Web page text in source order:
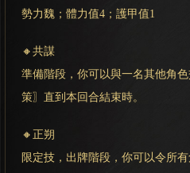
勢力魏；體力值4；護甲值1
🔸共謀
準備階段，你可以與一名其他角
策〗直到本回合結束時。
🔸正朔
限定技，出牌階段，你可以令所